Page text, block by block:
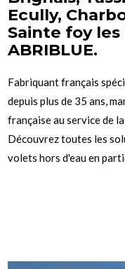
Ecully,
Sainte foy
ABRIBLUE.
Fabriquant français
depuis plus de 35 ans,
française au service de
Découvrez toutes les
volets hors d'eau en